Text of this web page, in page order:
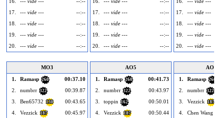
17.
--- vide ---
--:--
18.
--- vide ---
--:--
19.
--- vide ---
--:--
20.
--- vide --- --:--
17.
--- vide ---
--:--
18.
--- vide ---
--:--
19.
--- vide ---
--:--
20.
--- vide --- --:--
17.
--- vide ---
18.
--- vide ---
19.
--- vide ---
20.
--- vide ---
MO3
1.
Ramasp 260
00:37.10
2.
numbrr 322
00:39.87
3.
Ben65732 130
00:43.65
4.
Vezzick 187
00:45.97
AO5
1.
Ramasp 260
00:41.73
2.
numbrr 322
00:43.97
3.
toppin 162
00:50.01
4.
Vezzick 187
00:50.44
1.
Ramasp 260
2. numbrr 322
3. Vezzick 187
4. Chen Wang